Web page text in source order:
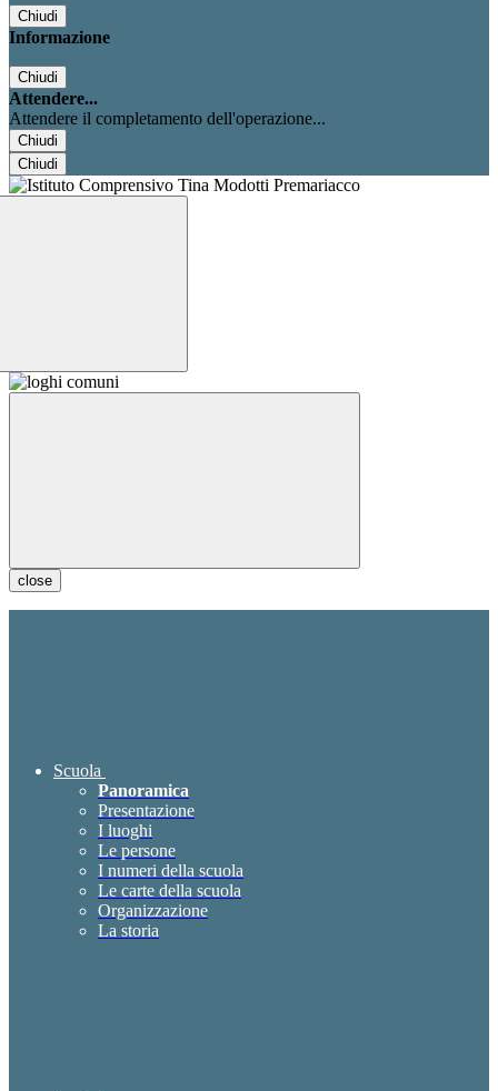
Chiudi
Informazione
Chiudi
Attendere...
Attendere il completamento dell'operazione...
Chiudi
Chiudi
close
Scuola
Panoramica
Presentazione
I luoghi
Le persone
I numeri della scuola
Le carte della scuola
Organizzazione
La storia